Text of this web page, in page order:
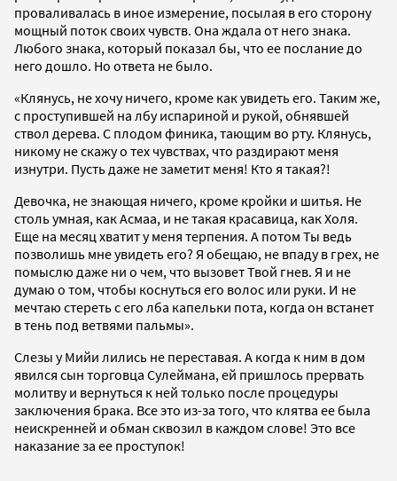
проваливалась в иное измерение, посылая в его сторону
мощный поток своих чувств. Она ждала от него знака.
Любого знака, который показал бы, что ее послание до
него дошло. Но ответа не было.
«Клянусь, не хочу ничего, кроме как увидеть его. Таким же,
с проступившей на лбу испариной и рукой, обнявшей
ствол дерева. С плодом финика, тающим во рту. Клянусь,
никому не скажу о тех чувствах, что раздирают меня
изнутри. Пусть даже не заметит меня! Кто я такая?!
Девочка, не знающая ничего, кроме кройки и шитья. Не
столь умная, как Асмаа, и не такая красавица, как Холя.
Еще на месяц хватит у меня терпения. А потом Ты ведь
позволишь мне увидеть его? Я обещаю, не впаду в грех, не
помыслю даже ни о чем, что вызовет Твой гнев. Я и не
думаю о том, чтобы коснуться его волос или руки. И не
мечтаю стереть с его лба капельки пота, когда он встанет
в тень под ветвями пальмы».
Слезы у Мийи лились не переставая. А когда к ним в дом
явился сын торговца Сулеймана, ей пришлось прервать
молитву и вернуться к ней только после процедуры
заключения брака. Все это из-за того, что клятва ее была
неискренней и обман сквозил в каждом слове! Это все
наказание за ее проступок!